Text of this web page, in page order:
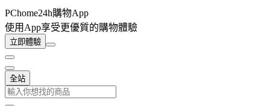
PChome24h購物App
使用App享受更優質的購物體驗
立即體驗
全站